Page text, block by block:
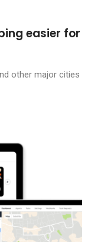
easier for
other major cities